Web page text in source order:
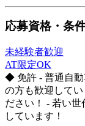
応募資格・条
未経験者歓迎
AT限定OK
◆ 免許 - 普通自
の方も歓迎して
ださい！ - 若い
しています！